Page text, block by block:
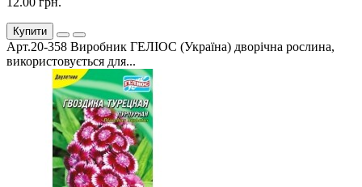
Купити
Арт.20-358 Виробник ГЕЛІОС (Україна) дворічна рослина,
використовується для...